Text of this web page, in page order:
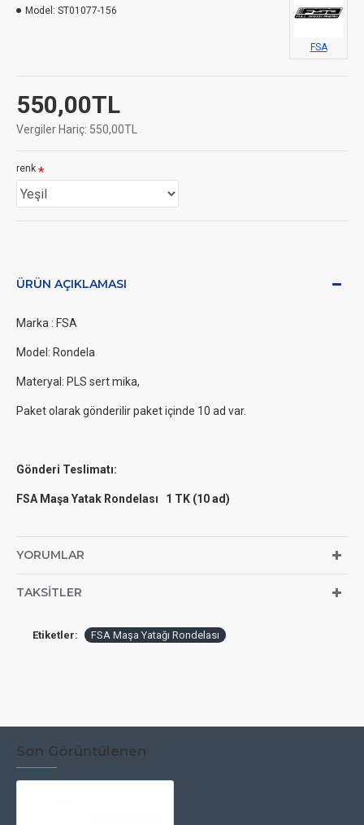
550,00TL
Vergiler Hariç: 550,00TL
Model: ST01077-156
FSA
renk
ÜRÜN AÇIKLAMASI
Marka : FSA
Model: Rondela
Materyal: PLS sert mika,
Paket olarak gönderilir paket içinde 10 ad var.
Gönderi Teslimatı:
FSA Maşa Yatak Rondelası 1 TK (10 ad)
YORUMLAR
TAKSITLER
Etiketler: FSA Maşa Yatağı Rondelası
Son Görüntülenen